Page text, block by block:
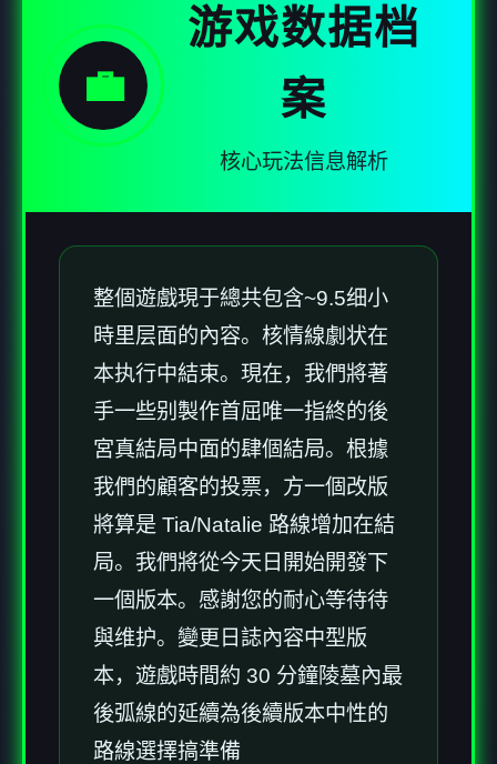
💼
游戏数据档
案
核心玩法信息解析
整個遊戲現于總共包含~9.5细小
時里层面的內容。核情線劇状在
本执行中結束。現在，我們將著
手一些别製作首屈唯一指終的後
宮真結局中面的肆個結局。根據
我們的顧客的投票，方一個改版
將算是 Tia/Natalie 路線增加在結
局。我們將從今天日開始開發下
一個版本。感謝您的耐心等待待
與维护。變更日誌內容中型版
本，遊戲時間約 30 分鐘陵墓內最
後弧線的延續為後續版本中性的
路線選擇搞準備